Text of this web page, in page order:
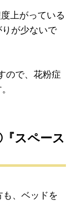
上がっている
が少ないで
ので、花粉症
スペース
、ベッドを